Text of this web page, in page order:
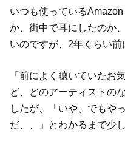
いつも使っている
か、街中で耳にしたのか
いのですが、2年くらい前
「前によく聴いていたお
ど、どのアーティストの
したが、「いや、でもや
だ、、」とわかるまで少